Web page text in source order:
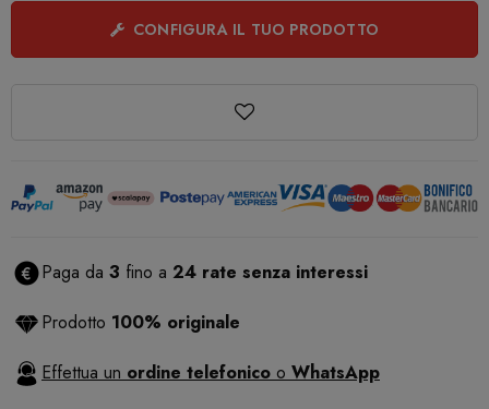
CONFIGURA IL TUO PRODOTTO
Paga da 3 fino a 24 rate senza interessi
Prodotto 100% originale
Effettua un ordine telefonico o WhatsApp